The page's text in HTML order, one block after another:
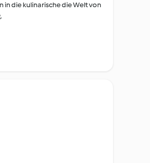
in die kulinarische die Welt von